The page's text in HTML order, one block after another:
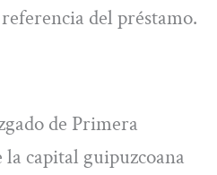
del préstamo.
de Primera
capital guipuzcoana